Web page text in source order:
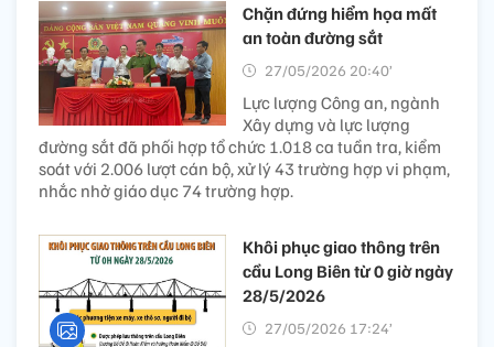
Chặn đứng hiểm họa mất
an toàn đường sắt
27/05/2026 20:40’
Lực lượng Công an, ngành
Xây dựng và lực lượng
đường sắt đã phối hợp tổ chức 1.018 ca tuần tra, kiểm
soát với 2.006 lượt cán bộ, xử lý 43 trường hợp vi phạm,
nhắc nhở giáo dục 74 trường hợp.
Khôi phục giao thông trên
cầu Long Biên từ 0 giờ ngày
28/5/2026
27/05/2026 17:24’